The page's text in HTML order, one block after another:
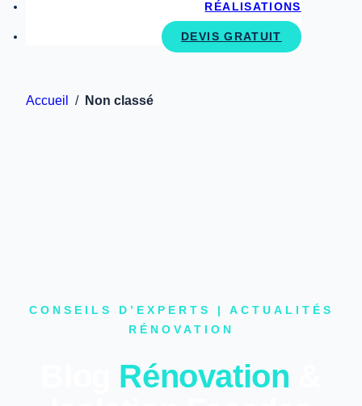
RÉALISATIONS
DEVIS GRATUIT
Accueil / Non classé
CONSEILS D’EXPERTS | ACTUALITÉS
RÉNOVATION
Rénovation